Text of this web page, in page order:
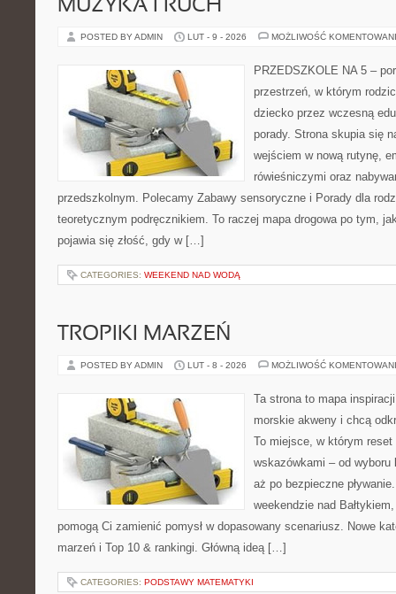
MUZYKA I RUCH
POSTED BY ADMIN LUT - 9 - 2026 MOŻLIWOŚĆ
PRZEDSZKOLE NA 5 –
przestrzeń, w którym
dziecko przez wczesną
porady. Strona skupia się
wejściem w nową rutynę,
rówieśniczymi oraz
przedszkolnym. Polecamy Zabawy sensoryczne i Porady dla
teoretycznym podręcznikiem. To raczej mapa drogowa po tym,
pojawia się złość, gdy w […]
CATEGORIES: WEEKEND NAD WODĄ
TROPIKI MARZEŃ
POSTED BY ADMIN LUT - 8 - 2026 MOŻLIWOŚĆ
Ta strona to mapa
morskie akweny i chcą
To miejsce, w którym
wskazówkami – od wyboru
aż po bezpieczne
weekendzie nad
pomogą Ci zamienić pomysł w dopasowany scenariusz. Nowe
marzeń i Top 10 & rankingi. Główną ideą […]
CATEGORIES: PODSTAWY MATEMATYKI